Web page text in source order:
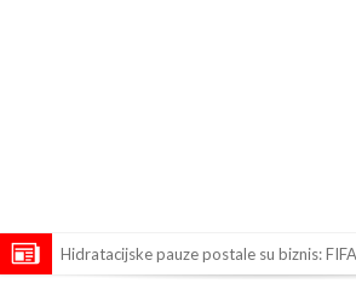
Hidratacijske pauze postale su biznis: